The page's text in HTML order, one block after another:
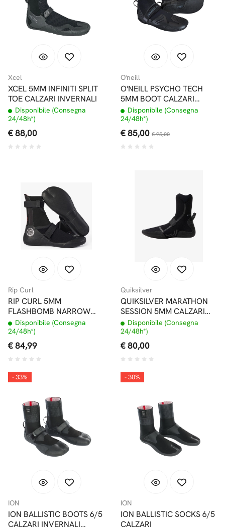
Xcel
XCEL 5MM INFINITI SPLIT
TOE CALZARI INVERNALI
Disponibile (Consegna
24/48h*)
€ 88,00
O'neill
O'NEILL PSYCHO TECH
5MM BOOT CALZARI
PUNTA TONDA
Disponibile (Consegna
24/48h*)
€ 85,00 € 95,00
Rip Curl
RIP CURL 5MM
FLASHBOMB NARROW
HIDDEN SPLIT TOE
CALZARI
Disponibile (Consegna
24/48h*)
€ 84,99
Quiksilver
QUIKSILVER MARATHON
SESSION 5MM CALZARI
PUNTA TONDA CON
PRIMALOFT
Disponibile (Consegna
24/48h*)
€ 80,00
- 33%
ION
ION BALLISTIC BOOTS 6/5
CALZARI INVERNALI
- 30%
ION
ION BALLISTIC SOCKS 6/5
CALZARI